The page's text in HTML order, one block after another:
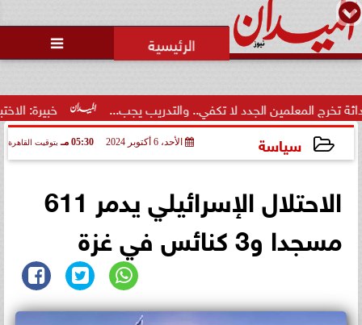

خبيرة: الاختبارات الجدد لا تكفي.. والتدريب يجب...
سياسة الأحد، 6 أكتوبر 2024 05:30 مـ بتوقيت القاهرة
الاحتلال الإسرائيلي يدمر 611
مسجدا و3 كنائس في غزة